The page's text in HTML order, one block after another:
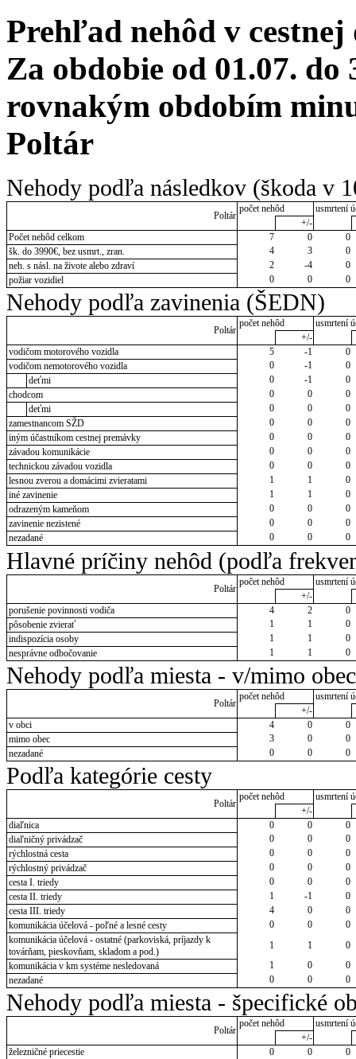
Prehľad nehôd v cestnej
Za obdobie od 01.07. do
rovnakým obdobím
Poltár
Nehody podľa následkov (škoda v
Poltár
počet nehôd
usmrtení
+/-
Počet nehôd celkom
7 0
0
šk. do 3990€, bez usmrt., zran.
4 3
0
neh. s násl. na živote alebo zdraví
2 -4
0
požiar vozidiel
0 0 0
Nehody podľa zavinenia (ŠEDN)
Poltár
počet nehôd
usmrtení
+/-
vodičom motorového vozidla
5 -1
0
vodičom nemotorového vozidla
0 -1
0
deťmi
0 -1
0
chodcom
0 0
0
deťmi
0 0
0
zamestnancom SŽD
0 0
0
iným účastníkom cestnej premávky
0 0
0
závadou komunikácie
0 0
0
technickou závadou vozidla
0 0
0
lesnou zverou a domácimi zvieratami
1 1
0
iné zavinenie
1 1
0
odrazeným kameňom
0 0
0
zavinenie nezistené
0 0
0
nezadané
0 0 0
Hlavné príčiny nehôd (podľa
Poltár
počet nehôd
usmrtení
+/-
porušenie povinnosti vodiča
4 2
0
pôsobenie zvierať
1 1
0
indispozícia osoby
1 1
0
nesprávne odbočovanie
1 1 0
Nehody podľa miesta - v/mimo obec
Poltár
počet nehôd
usmrtení
+/-
v obci
4 0
0
mimo obec
3 0
0
nezadané
0 0 0
Podľa kategórie cesty
Poltár
počet nehôd
usmrtení
+/-
diaľnica
0 0
0
diaľničný privádzač
0 0
0
rýchlostná cesta
0 0
0
rýchlostný privádzač
0 0
0
cesta I. triedy
0 0
0
cesta II. triedy
1 -1
0
cesta III. triedy
4 0
0
komunikácia účelová - poľné a lesné cesty
0 0
0
komunikácia účelová - ostatné (parkoviská, príjazdy k
továrňam, pieskovňam, skladom a pod.)
1 1
0
komunikácia v km systéme nesledovaná
1 0
0
nezadané
0 0 0
Nehody podľa miesta - špecifické
Poltár
počet nehôd
usmrtení
+/-
železničné priecestie
0 0
0